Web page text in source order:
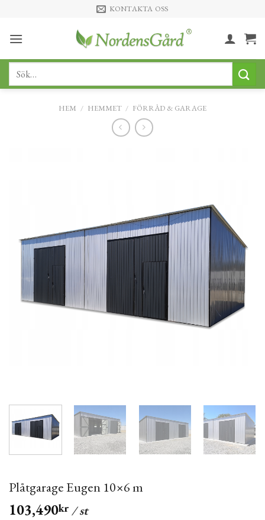
content
KONTAKTA OSS
Sök
HEM / HEMMET / FÖRRÅD & GARAGE
Plåtgarage Eugen 10×6 m
103,490kr / st